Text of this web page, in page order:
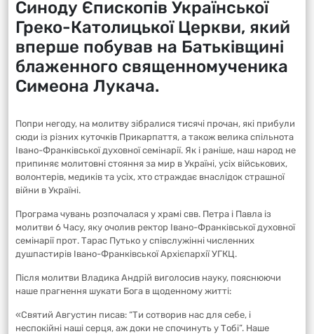
Синоду Єпископів Української
Греко-Католицької Церкви, який
вперше побував на Батьківщині
блаженного священномученика
Симеона Лукача.
Попри негоду, на молитву зібралися тисячі прочан, які прибули
сюди із різних куточків Прикарпаття, а також велика спільнота
Івано-Франківської духовної семінарії. Як і раніше, наш народ не
припиняє молитовні стояння за мир в Україні, усіх військових,
волонтерів, медиків та усіх, хто страждає внаслідок страшної
війни в Україні.
Програма чувань розпочалася у храмі свв. Петра і Павла із
молитви 6 Часу, яку очолив ректор Івано-Франківської духовної
семінарії прот. Тарас Путько у співслужінні численних
душпастирів Івано-Франківської Архієпархії УГКЦ.
Після молитви Владика Андрій виголосив науку, пояснюючи
наше прагнення шукати Бога в щоденному житті:
«Святий Августин писав: “Ти сотворив нас для себе, і
неспокійні наші серця, аж доки не спочинуть у Тобі”. Наше